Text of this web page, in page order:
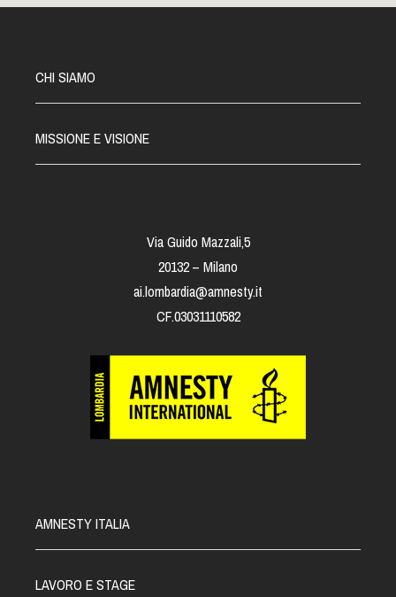
CHI SIAMO
MISSIONE E VISIONE
Via Guido Mazzali,5
20132 – Milano
ai.lombardia@amnesty.it
CF.03031110582
AMNESTY ITALIA
LAVORO E STAGE